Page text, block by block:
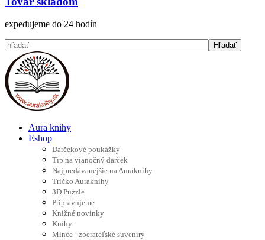
expedujeme do 24 hodín
Aura knihy
Eshop
Darčekové poukážky
Tip na vianočný darček
Najpredávanejšie na Auraknihy
Tričko Auraknihy
3D Puzzle
Pripravujeme
Knižné novinky
Knihy
Mince - zberateľské suveníry